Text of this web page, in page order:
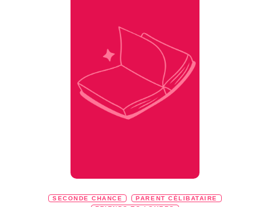
SECONDE CHANCE
PARENT CÉLIBATAIRE